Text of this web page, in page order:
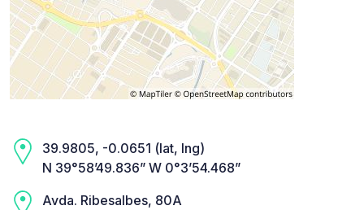
39.9805, -0.0651 (lat, lng)
N 39°58’49.836” W 0°3’54.468”
Avda. Ribesalbes, 80A